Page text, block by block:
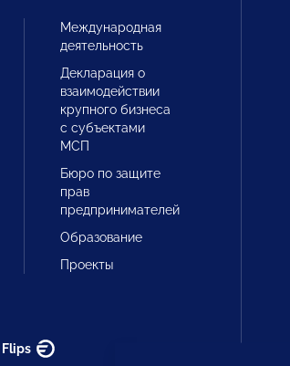
Международная
деятельность
Декларация о
взаимодействии
крупного бизнеса
с субъектами
МСП
Бюро по защите
прав
предпринимателей
Образование
Проекты
Flips